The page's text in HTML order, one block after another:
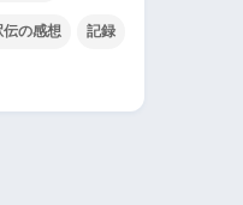
伝の感想 記録